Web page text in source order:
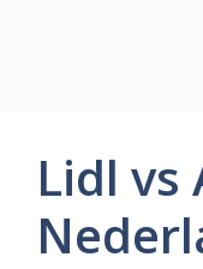
Lidl vs